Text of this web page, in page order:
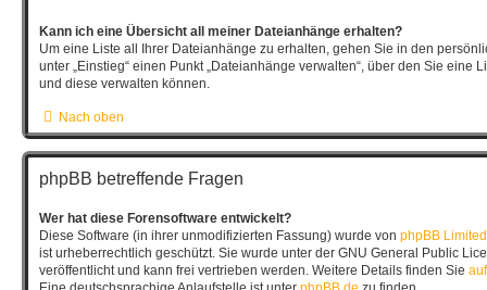
Kann ich eine Übersicht all meiner Dateianhänge erhalten?
Um eine Liste all Ihrer Dateianhänge zu erhalten, gehen Sie in den
unter „Einstieg“ einen Punkt „Dateianhänge verwalten“, über den Sie eine
und diese verwalten können.
Nach oben
phpBB betreffende Fragen
Wer hat diese Forensoftware entwickelt?
Diese Software (in ihrer unmodifizierten Fassung) wurde von phpBB Limited
ist urheberrechtlich geschützt. Sie wurde unter der GNU General Public
veröffentlicht und kann frei vertrieben werden. Weitere Details finden Sie